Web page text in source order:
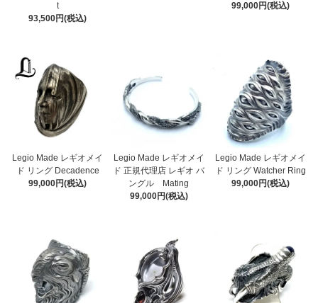
t
93,500円(税込)
99,000円(税込)
Legio Made レギオメイ
ド リング Decadence
99,000円(税込)
Legio Made レギオメイ
ド 正規代理店 レギオ バ
ングル Mating
99,000円(税込)
Legio Made レギオメイ
ド リング Watcher Ring
99,000円(税込)